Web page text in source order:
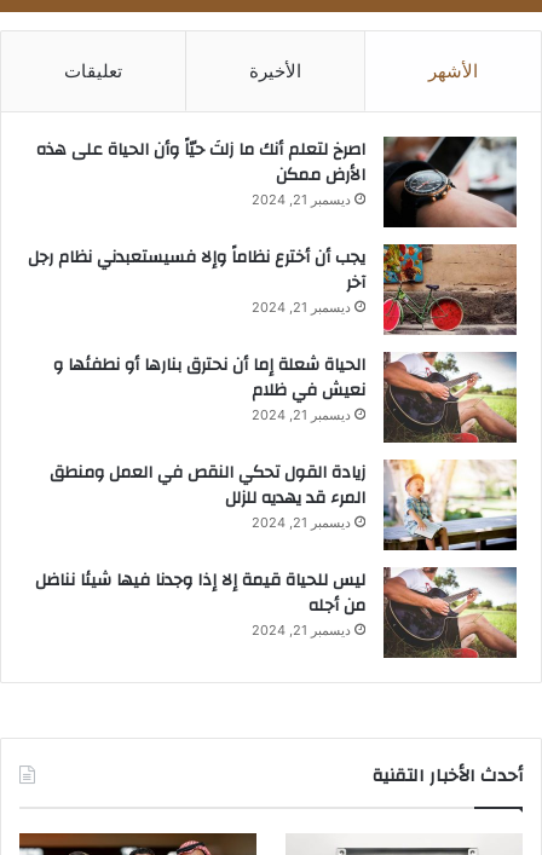
الأشهر الأخيرة تعليقات
‫اصرخ لتعلم أنك ما زلتَ حيّاً وأن الحياة على هذه
الأرض ممكن
ديسمبر 21, 2024
يجب أن أخترع نظاماً وإلا فسيستعبدني نظام رجل
آخر
ديسمبر 21, 2024
الحياة شعلة إما أن نحترق بنارها أو نطفئها و
نعيش في ظلام
ديسمبر 21, 2024
زيادة القول تحكي النقص في العمل ومنطق
المرء قد يهديه للزلل
ديسمبر 21, 2024
ليس للحياة قيمة إلا إذا وجدنا فيها شيئا نناضل
من أجله
ديسمبر 21, 2024
أحدث الأخبار التقنية